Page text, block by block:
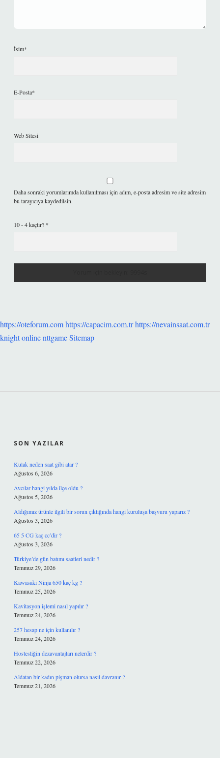
İsim*
E-Posta*
Web Sitesi
Daha sonraki yorumlarımda kullanılması için adım, e-posta adresim ve site adresim
bu tarayıcıya kaydedilsin.
10 - 4 kaçtır? *
https://oteforum.comhttps://capacim.com.trhttps://nevainsaat.com.tr
knight onlinenttgameSitemap
SON YAZILAR
Kulak neden saat gibi atar ?
Ağustos 6, 2026
Avcılar hangi yılda ilçe oldu ?
Ağustos 5, 2026
Aldığımız ürünle ilgili bir sorun çıktığında hangi kuruluşa başvuru yaparız ?
Ağustos 3, 2026
65 5 CG kaç cc’dir ?
Ağustos 3, 2026
Türkiye’de gün batımı saatleri nedir ?
Temmuz 29, 2026
Kawasaki Ninja 650 kaç kg ?
Temmuz 25, 2026
Kavitasyon işlemi nasıl yapılır ?
Temmuz 24, 2026
257 hesap ne için kullanılır ?
Temmuz 24, 2026
Hostesliğin dezavantajları nelerdir ?
Temmuz 22, 2026
Aldatan bir kadın pişman olursa nasıl davranır ?
Temmuz 21, 2026